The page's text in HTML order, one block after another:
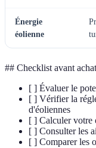
Énergie
éolienne
## Checklist avant achat
[ ] Évaluer le
[ ] Vérifier la
d'éoliennes
[ ] Calculer votre
[ ] Consulter les
[ ] Comparer les